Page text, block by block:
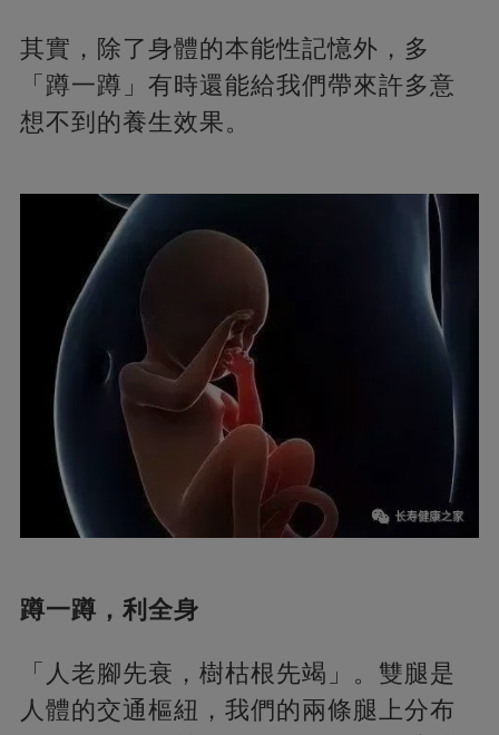
其實，除了身體的本能性記憶外，多
「蹲一蹲」有時還能給我們帶來許多意
想不到的養生效果。
蹲一蹲，利全身
「人老腳先衰，樹枯根先竭」。雙腿是
人體的交通樞紐，我們的兩條腿上分布